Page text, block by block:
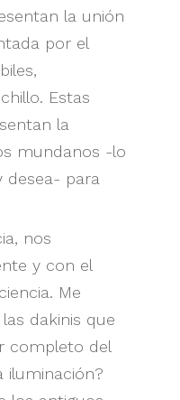
la unión
por el
Estas
la
mundanos -lo
desea- para
nos
y con el
Me
dakinis que
completo del
iluminación?